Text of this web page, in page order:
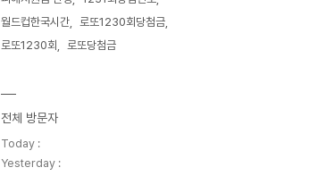
월드컵한국시간
로또1230회당첨금
로또1230회
로또당첨금
전체 방문자
Today :
Yesterday :